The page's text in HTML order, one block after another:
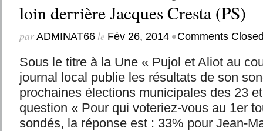
loin derrière Jacques Cresta (PS)
par ADMINAT66le Fév 26, 2014 •Comments
Sous le titre à la Une « Pujol et Aliot au
journal local publie les résultats de son
prochaines élections municipales des 23
question « Pour qui voteriez-vous au 1er
sondés, la réponse est : 33% pour Jean-